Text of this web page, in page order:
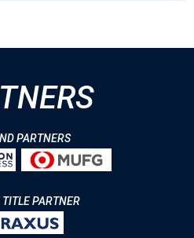
PARTNERS
TITLE PARTNER